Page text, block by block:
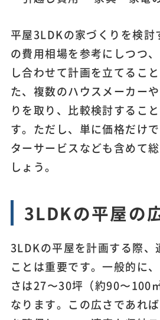
平屋3LDKの家づくりを検討
の費用相場を参考にしつつ
し合わせて計画を立てるこ
た、複数のハウスメーカー
りを取り、比較検討するこ
す。ただし、単に価格だけ
ターサービスなども含めて
しょう。
3LDKの平屋の
3LDKの平屋を計画する際、
ことは重要です。一般的に
さは27〜30坪（約90〜100
なります。この広さであれ